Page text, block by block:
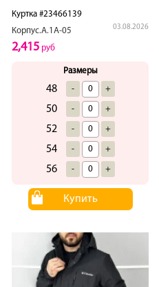
Куртка #23466139
Корпус.А.1А-05
03.08.2026
2,415 руб
Размеры
48 - +
50 - +
52 - +
54 - +
56 - +
Купить